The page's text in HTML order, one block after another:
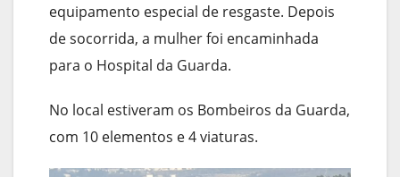
equipamento especial de resgaste. Depois
de socorrida, a mulher foi encaminhada
para o Hospital da Guarda.
No local estiveram os Bombeiros da Guarda,
com 10 elementos e 4 viaturas.